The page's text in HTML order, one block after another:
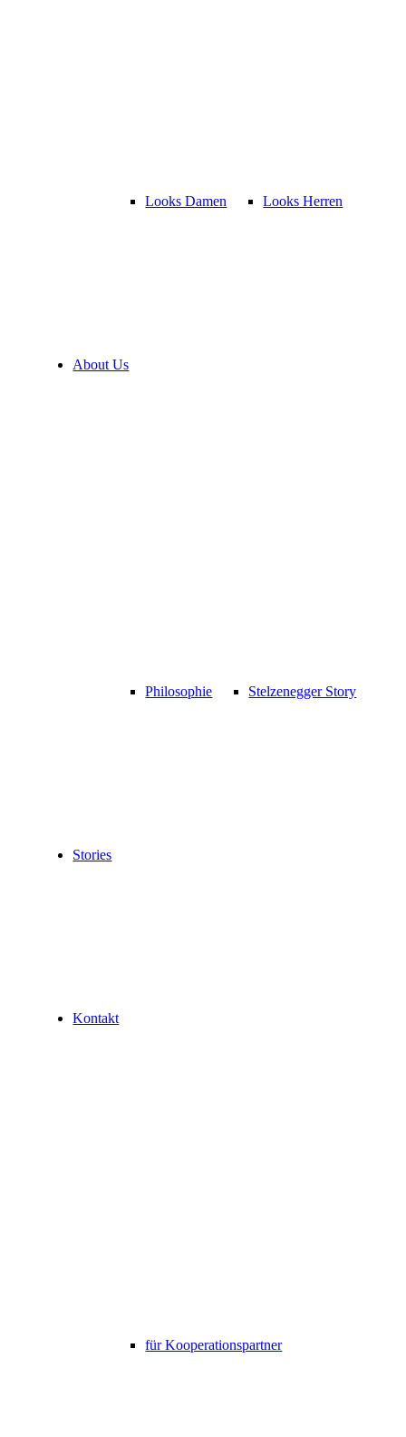
Looks Damen Looks Herren
About Us
Philosophie Stelzenegger Story
Stories
Kontakt
für Kooperationspartner